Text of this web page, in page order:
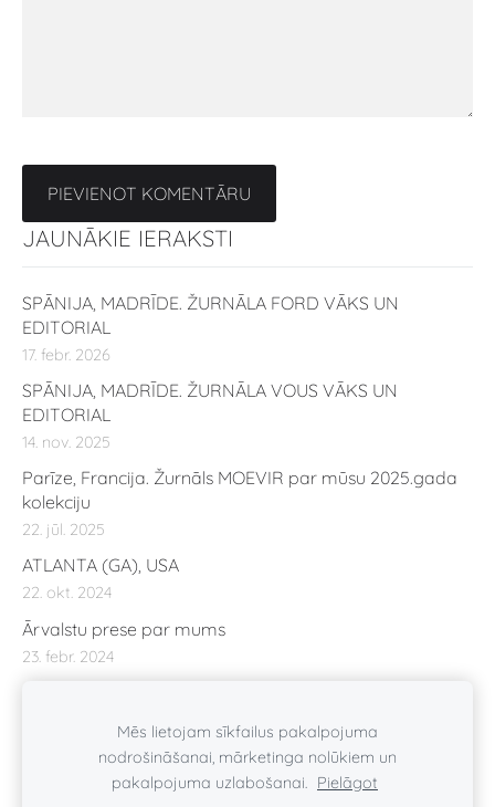
JAUNĀKIE IERAKSTI
SPĀNIJA, MADRĪDE. ŽURNĀLA FORD VĀKS UN
EDITORIAL
17. febr. 2026
SPĀNIJA, MADRĪDE. ŽURNĀLA VOUS VĀKS UN
EDITORIAL
14. nov. 2025
Parīze, Francija. Žurnāls MOEVIR par mūsu 2025.gada
kolekciju
22. jūl. 2025
ATLANTA (GA), USA
22. okt. 2024
Ārvalstu prese par mums
23. febr. 2024
Mēs lietojam sīkfailus pakalpojuma
nodrošināšanai, mārketinga nolūkiem un
pakalpojuma uzlabošanai. Pielāgot